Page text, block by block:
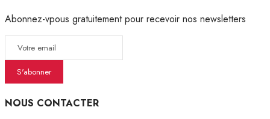
Abonnez-vpous gratuitement pour recevoir nos newsletters
S'abonner
NOUS CONTACTER